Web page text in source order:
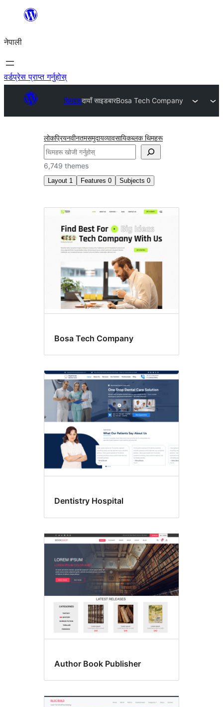
सामग्रीमा
नेपाली
वर्डप्रेस प्राप्त गर्नुहोस्
थिमहरूदायाँ साइडबारBosa Tech Company
लोकप्रियनवीनतमसमुदायव्यावसायिकब्लक थिमहरू
खोज्नुहोस्
6,749 themes
Layout 1 Features 0 Subjects 0
साइडबार
Bosa Tech Company
Dentistry Hospital
Author Book Publisher